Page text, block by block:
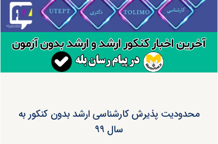
محدودیت پذیرش کارشناسی ارشد بدون کنکور به
سال ۹۹